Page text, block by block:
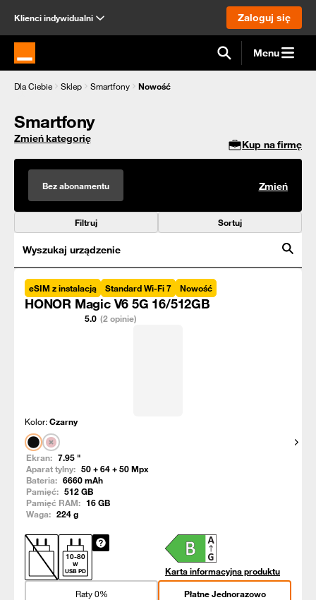
Klienci indywidualni Zaloguj się
Strona główna Orange.pl Menu
Dla Ciebie Sklep Smartfony Nowość
Smartfony
Zmień kategorię Kup na firmę
Bez abonamentu Zmień
Filtruj Sortuj
Wyszukaj urządzenie
eSIM z instalacją Standard Wi-Fi 7 Nowość
HONOR Magic V6 5G 16/512GB
5.0 (2 opinie)
Kolor:Czarny
Ekran: 7.95 "
Aparat tylny: 50 + 64 + 50Mpx
Bateria: 6660mAh
Pamięć: 512GB
Pamięć RAM: 16GB
Waga: 224g
10-80
W
USB PD
Karta informacyjna produktu
Płatne Jednorazowo
Raty 0%